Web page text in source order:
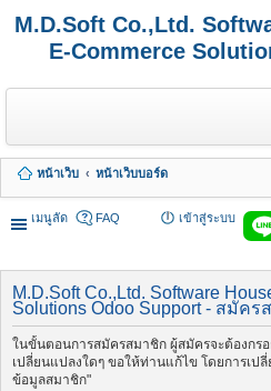
M.D.Soft Co.,Ltd.
E-Commerce
หน้าเว็บ
หน้าเว็บบอร์ด
เมนูลัด
FAQ เข้าสู่ระบบ
M.D.Soft Co.,Ltd. Software
Solutions Odoo Support - สมัคร
ในขั้นตอนการสมัครสมาชิก ผู้สมัครจะต้องกร
เปลี่ยนแปลงใดๆ ขอให้ท่านแก้ไข โดยการเ
ข้อมูลสมาชิก"